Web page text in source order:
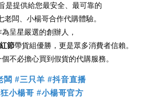
是提供給您最安全、最可靠的
老闆、小楊哥合作代購體驗。
為呈星嚴選的創辦人，
節帶貨組優勝，更是眾多消費者信賴。
不必擔心買到假貨的代購服務。
闆 #三只羊 #抖音直播
小楊哥 #小楊哥官方